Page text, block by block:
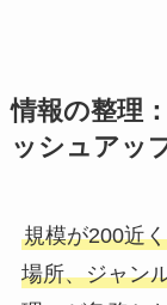
情報の整理
ッシュアッ
規模が200近
場所、ジャン